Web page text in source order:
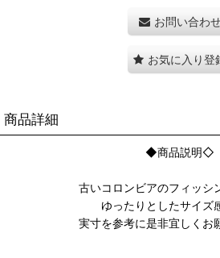
お問い合わ
お気に入り登
商品詳細
◆商品説明◇
古いコロンビアのフィッシ
ゆったりとしたサイズ
実寸を参考に是非宜しくお